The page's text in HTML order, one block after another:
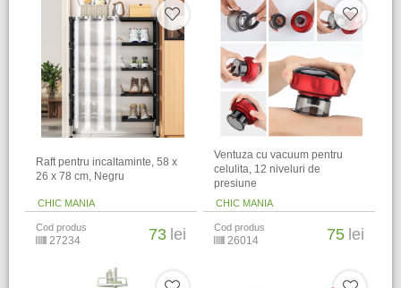
Raft pentru incaltaminte, 58 x
26 x 78 cm, Negru
CHIC MANIA
Cod produs
27234 73 lei
Ventuza cu vacuum pentru
celulita, 12 niveluri de
presiune
CHIC MANIA
Cod produs
26014 75 lei